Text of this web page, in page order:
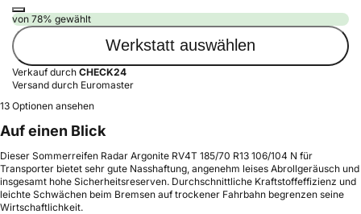
von 78% gewählt
Werkstatt auswählen
Verkauf durch CHECK24
Versand durch Euromaster
13 Optionen ansehen
Auf einen Blick
Dieser Sommerreifen Radar Argonite RV4T 185/70 R13 106/104 N für
Transporter bietet sehr gute Nasshaftung, angenehm leises Abrollgeräusch und
insgesamt hohe Sicherheitsreserven. Durchschnittliche Kraftstoffeffizienz und
leichte Schwächen beim Bremsen auf trockener Fahrbahn begrenzen seine
Wirtschaftlichkeit.